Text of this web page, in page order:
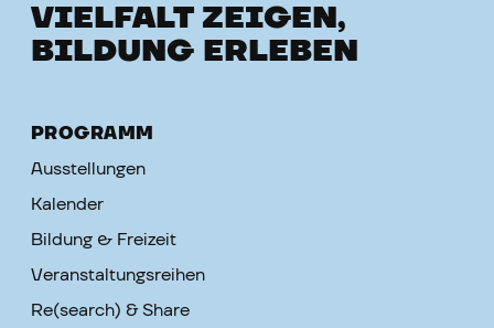
VIELFALT ZEIGEN,
BILDUNG ERLEBEN
PROGRAMM
Ausstellungen
Kalender
Bildung & Freizeit
Veranstaltungsreihen
Re(search) & Share